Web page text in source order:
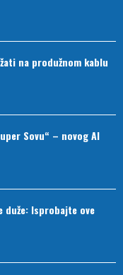
na produžnom kablu
Sovu“ – novog AI
duže: Isprobajte ove